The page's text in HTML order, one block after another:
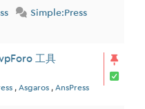
Simple:Press
工具
, Asgaros , AnsPress